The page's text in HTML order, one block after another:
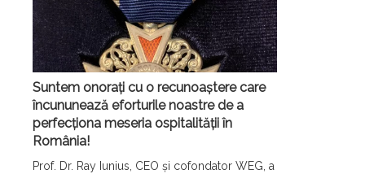
Suntem onorați cu o recunoaștere care
încununează eforturile noastre de a
perfecționa meseria ospitalității în
România!
Prof. Dr. Ray Iunius, CEO și cofondator WEG, a